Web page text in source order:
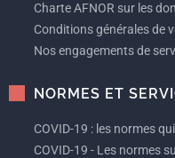
Charte AFNOR sur les
Conditions générales de
Nos engagements de
NORMES ET
COVID-19 : les normes
COVID-19 - Les normes